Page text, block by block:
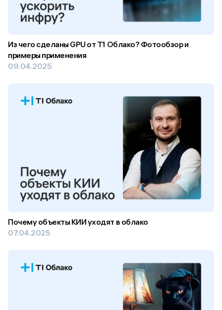
Из чего сделаны GPU от Т1 Облако? Фотообзор и
примеры применения
09.04.2025
Почему объекты КИИ уходят в облако
07.04.2025